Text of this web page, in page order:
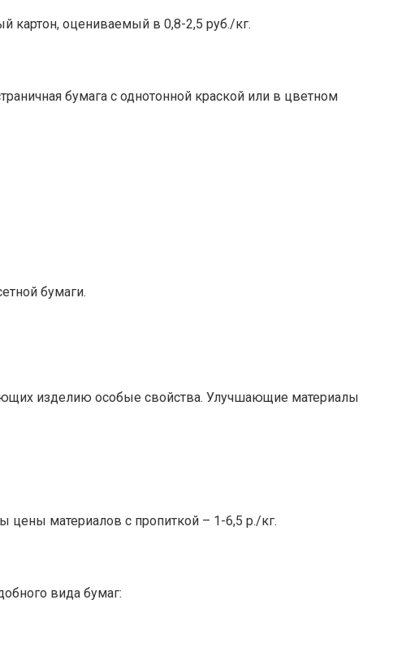
картон, оцениваемый в 0,8-2,5 руб./кг.
бумага с однотонной краской или в цветном
бумаги.
изделию особые свойства. Улучшающие материалы
материалов с пропиткой – 1-6,5 р./кг.
вида бумаг: